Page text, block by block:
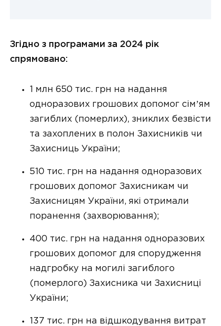
Згідно з програмами за 2024 рік
спрямовано:
1 млн 650 тис. грн на надання
одноразових грошових допомог сімʼям
загиблих (померлих), зниклих безвісти
та захоплених в полон Захисників чи
Захисниць України;
510 тис. грн на надання одноразових
грошових допомог Захисникам чи
Захисницям України, які отримали
поранення (захворювання);
400 тис. грн на надання одноразових
грошових допомог для спорудження
надгробку на могилі загиблого
(померлого) Захисника чи Захисниці
України;
137 тис. грн на відшкодування витрат